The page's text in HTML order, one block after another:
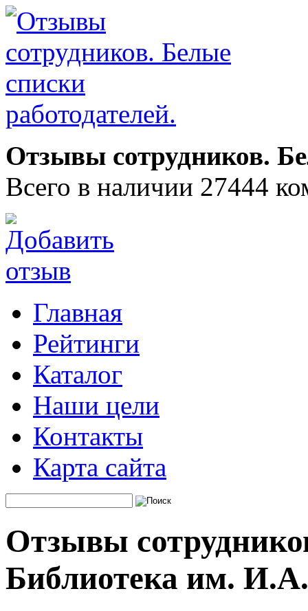
Отзывы сотрудников.
Всего в наличии 27444
Главная
Рейтинги
Каталог
Наши цели
Контакты
Карта сайта
Отзывы
Библиотека им.